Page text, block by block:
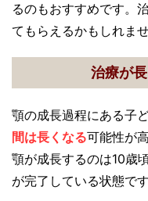
るのもおすすめです。
てもらえるかもしれませ
治療が
顎の成長過程にある子
間は長くなる可能性が
顎が成長するのは10歳
が完了している状態です